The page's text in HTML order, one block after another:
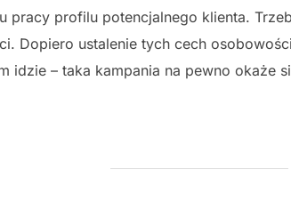
pracy profilu potencjalnego klienta.
Dopiero ustalenie tych cech
idzie – taka kampania na pewno okaże